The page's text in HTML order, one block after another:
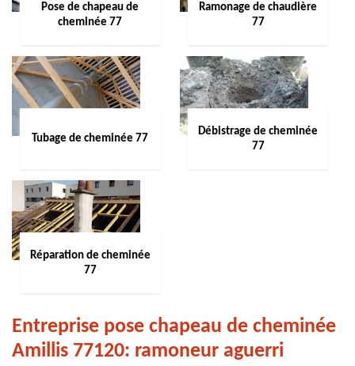
Pose de chapeau de
cheminée 77
Ramonage de chaudière
77
Tubage de cheminée 77
Débistrage de cheminée
77
Réparation de cheminée
77
Entreprise pose chapeau de cheminée
Amillis 77120: ramoneur aguerri